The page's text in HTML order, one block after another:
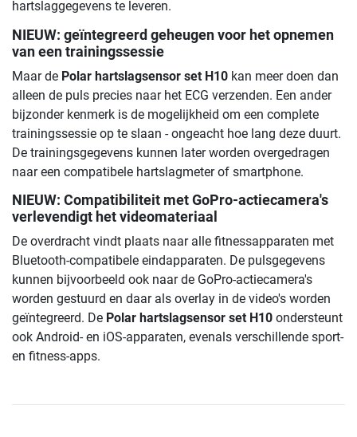
hartslaggegevens te leveren.
NIEUW: geïntegreerd geheugen voor het opnemen
van een trainingssessie
Maar de Polar hartslagsensor set H10 kan meer doen dan
alleen de puls precies naar het ECG verzenden. Een ander
bijzonder kenmerk is de mogelijkheid om een ​​complete
trainingssessie op te slaan - ongeacht hoe lang deze duurt.
De trainingsgegevens kunnen later worden overgedragen
naar een compatibele hartslagmeter of smartphone.
NIEUW: Compatibiliteit met GoPro-actiecamera's
verlevendigt het videomateriaal
De overdracht vindt plaats naar alle fitnessapparaten met
Bluetooth-compatibele eindapparaten. De pulsgegevens
kunnen bijvoorbeeld ook naar de GoPro-actiecamera's
worden gestuurd en daar als overlay in de video's worden
geïntegreerd. De Polar hartslagsensor set H10 ondersteunt
ook Android- en iOS-apparaten, evenals verschillende sport-
en fitness-apps.